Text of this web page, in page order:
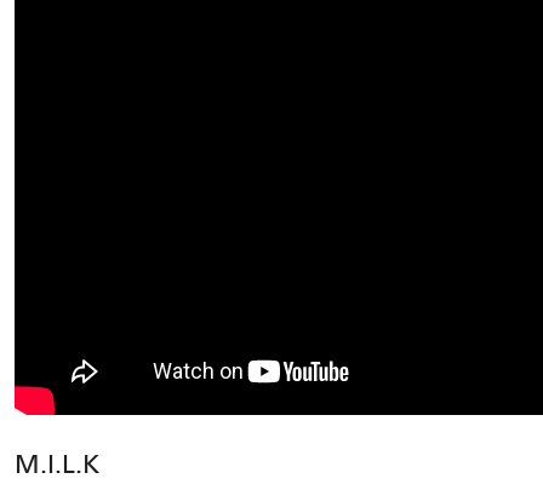
M.I.L.K